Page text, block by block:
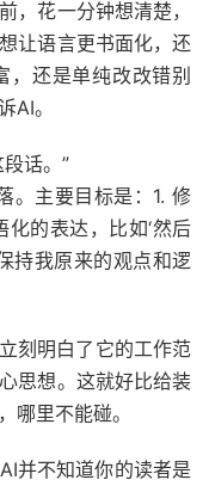
，花一分钟想清楚，
让语言更书面化，还
，还是单纯改改错别
AI。
话。”
。主要目标是：1. 修
的表达，比如‘然后
持我原来的观点和逻
刻明白了它的工作范
思想。这就好比给装
哪里不能碰。
并不知道你的读者是